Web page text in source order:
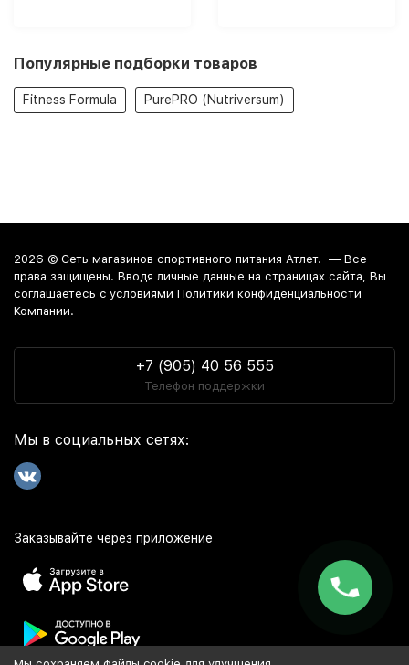
Популярные подборки товаров
Fitness Formula PurePRO (Nutriversum)
2026 © Сеть магазинов спортивного питания Атлет. — Все
права защищены. Вводя личные данные на страницах сайта, Вы
соглашаетесь c условиями Политики конфиденциальности
Компании.
+7 (905) 40 56 555
Телефон поддержки
Мы в социальных сетях:
Заказывайте через приложение